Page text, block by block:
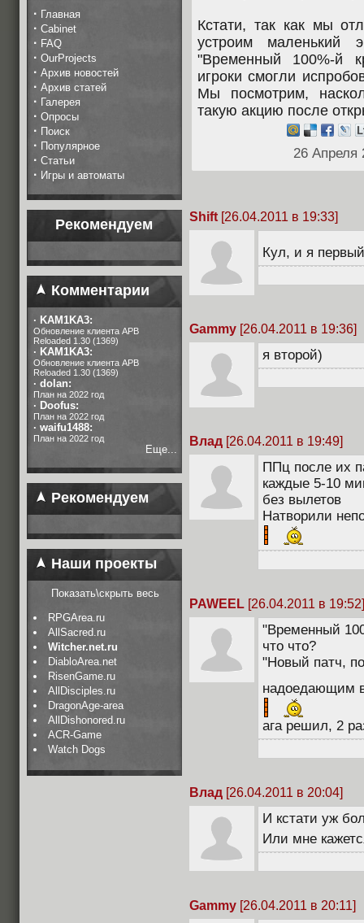
· Главная
· Cabinet
· FAQ
· OurProjects
· Архив новостей
· Архив статей
· Галерея
· Опросы
· Поиск
· Популярное
· Статьи
· Игры и автоматы
Рекомендуем
Комментарии
· KAM1KA3:
Обновление клиента APB
Reloaded 1.30 (1369)
· KAM1KA3:
Обновление клиента APB
Reloaded 1.30 (1369)
· dolan:
План на 2022 год
· Doofus:
План на 2022 год
· waifu1488:
План на 2022 год
Еще...
Рекомендуем
Наши проекты
Показать\скрыть весь
RPGArea.ru
AllSacred.ru
Witcher.net.ru
DiabloArea.net
RisenGame.ru
AllDisciples.ru
DragonAge-area
AllDishonored.ru
ACR-Game
Watch Dogs
Кстати, так как мы
устроим маленький
"Временный 100%-й
игроки смогли
Мы посмотрим,
такую акцию после
26
Shift [26.04.2011 в 19:33]
Кул, и я
Gammy [26.04.2011 в 19:36]
я второй)
Влад [26.04.2011 в 19:49]
ППц после их
каждые 5-10
без вылетов
Натворили
PAWEEL [26.04.2011 в 19:52]
"Временный
что что?
"Новый патч,
надоедающим
ага решил, 2
Влад [26.04.2011 в 20:04]
И кстати уж
Или мне
Gammy [26.04.2011 в 20:11]